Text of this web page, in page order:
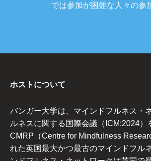
では参加が困難な人々の参
ホストについて
バンガー大学は、マインドフルネス・
ルネスに関する国際会議（ICM:2024
CMRP（Centre for Mindfulness
れた英国最大かつ最古のマインドフル